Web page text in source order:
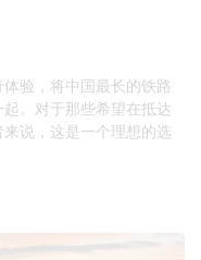
验，将中国最长的铁路
。对于那些希望在抵达
说，这是一个理想的选